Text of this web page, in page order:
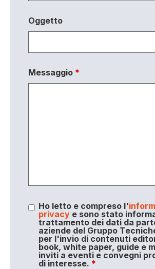
Oggetto
Messaggio *
Ho letto e compreso l'
privacye sono stato
trattamento dei dati da
aziende del Gruppo
per l'invio di contenuti
book, white paper, guide e
inviti a eventi e convegni
di interesse. *